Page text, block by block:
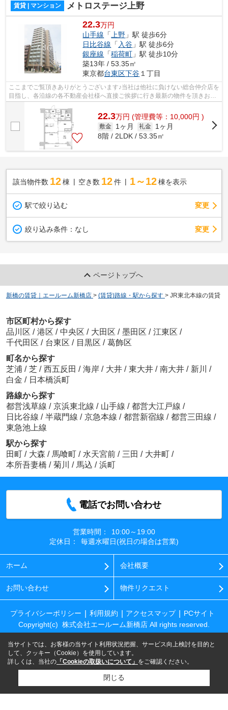
賃貸 | マンション メトロステージ上野
22.3万円
山手線 「 上野 」駅 徒歩6分
日比谷線 「 入谷 」駅 徒歩6分
銀座線 「稲荷町 」駅 徒歩10分
築13年 / 53.35㎡
東京都台東区下谷 １丁目
ここまでご覧頂きありがとうございます♪当社は他社に負けない総合仲介店を
目指し、各沿線の各不動産会社様へ直接ご挨拶に行き最新の物件を頂きお客
様へ提供しております！最新の情報は...
22.3万円 (管理費等：10,000円 )
敷金 1ヶ月 礼金
1ヶ月
8階 / 2LDK / 53.35㎡
該当物件数 12棟 空き数 12 件 1～12 棟を表示
駅で絞り込む 変更
絞り込み条件： なし 変更
ページトップへ
新橋の賃貸｜エールーム新橋店 > (賃貸)路線・駅から探す > JR東北本線の賃貸
市区町村から探す
品川区 / 港区 / 中央区 / 大田区 / 墨田区 / 江東区 /
千代田区 / 台東区 / 目黒区 / 葛飾区
町名から探す
芝浦 / 芝 / 西五反田 / 海岸 / 大井 / 東大井 / 南大井 / 新川 /
白金 / 日本橋浜町
路線から探す
都営浅草線 / 京浜東北線 / 山手線 / 都営大江戸線 /
日比谷線 / 半蔵門線 / 京急本線 / 都営新宿線 / 都営三田線 /
東急池上線
駅から探す
田町 / 大森 / 馬喰町 / 水天宮前 / 三田 / 大井町 /
本所吾妻橋 / 菊川 / 馬込 / 浜町
電話でお問い合わせ
営業時間：
10:00～19:00
定休日：
毎週水曜日(祝日の場合は営業)
ホーム 会社概要
お問い合わせ 物件リクエスト
プライバシーポリシー 利用規約 アクセスマップ
PCサイト
Copyright(c) 株式会社エールーム新橋店 All rights reserved.
当サイトでは、お客様の当サイト利用状況把握、サービス向上検討を目的と
して、クッキー（Cookie）を使用しています。
詳しくは、当社の 「Cookieの取扱いについて」 をご確認ください。
閉じる